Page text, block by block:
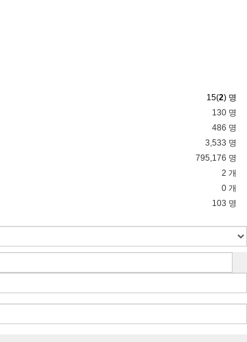
15(2) 명
130 명
486 명
3,533 명
795,176 명
2 개
0 개
103 명